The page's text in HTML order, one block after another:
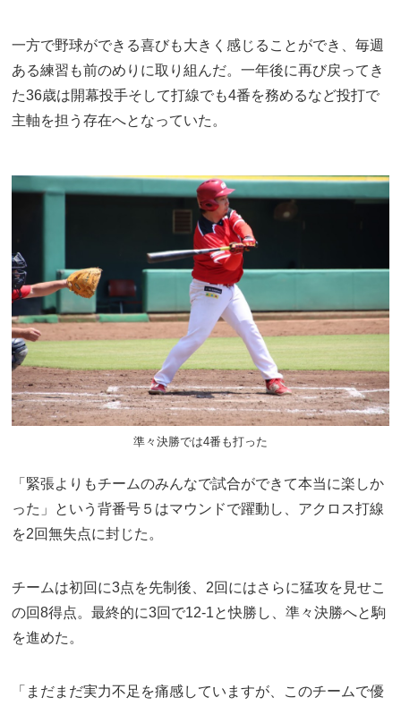
一方で野球ができる喜びも大きく感じることができ、毎週
ある練習も前のめりに取り組んだ。一年後に再び戻ってき
た36歳は開幕投手そして打線でも4番を務めるなど投打で
主軸を担う存在へとなっていた。
準々決勝では4番も打った
「緊張よりもチームのみんなで試合ができて本当に楽しか
った」という背番号５はマウンドで躍動し、アクロス打線
を2回無失点に封じた。
チームは初回に3点を先制後、2回にはさらに猛攻を見せこ
の回8得点。最終的に3回で12-1と快勝し、準々決勝へと駒
を進めた。
「まだまだ実力不足を痛感していますが、このチームで優